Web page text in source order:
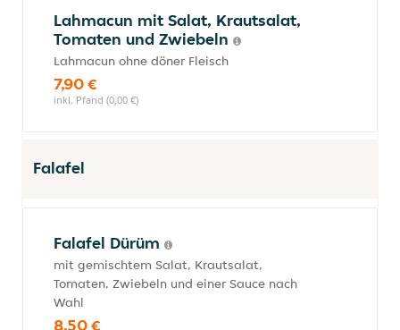
Lahmacun mit Salat, Krautsalat,
Tomaten und Zwiebeln
Lahmacun ohne döner Fleisch
7,90 €
inkl. Pfand (0,00 €)
Falafel
Falafel Dürüm
mit gemischtem Salat, Krautsalat,
Tomaten, Zwiebeln und einer Sauce nach
Wahl
8,50 €